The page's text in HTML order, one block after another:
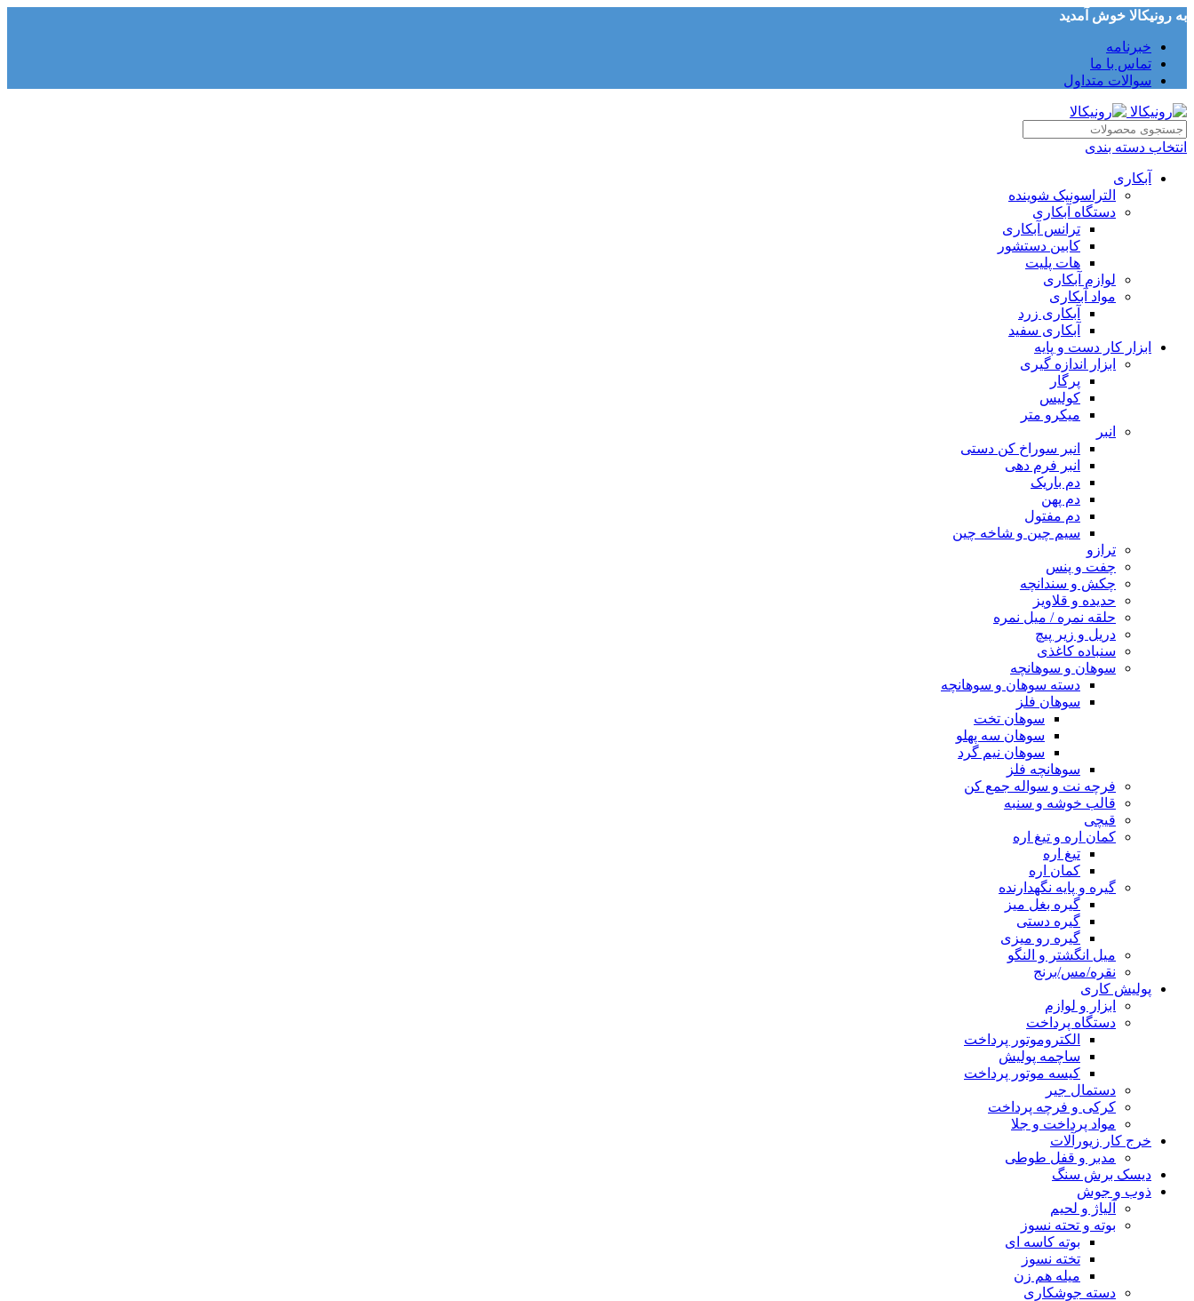
به رونیکالا خوش آمدید
خبرنامه
تماس با ما
سوالات متداول
انتخاب دسته بندی
آبکاری
التراسونیک شوینده
دستگاه آبکاری
ترانس آبکاری
کابین دستشور
هات پلیت
لوازم آبکاری
مواد آبکاری
آبکاری زرد
آبکاری سفید
ابزار کار دست و پایه
ابزار اندازه گیری
پرگار
کولیس
میکرو متر
انبر
انبر سوراخ کن دستی
انبر فرم دهی
دم باریک
دم پهن
دم مفتول
سیم چین و شاخه چین
ترازو
چفت و پنس
چکش و سندانچه
حدیده و قلاویز
حلقه نمره / میل نمره
دریل و زیر پیچ
سنباده کاغذی
سوهان و سوهانچه
دسته سوهان و سوهانچه
سوهان فلز
سوهان تخت
سوهان سه پهلو
سوهان نیم گرد
سوهانچه فلز
فرچه نت و سواله جمع کن
قالب خوشه و سنبه
قیچی
کمان اره و تیغ اره
تیغ اره
کمان اره
گیره و پایه نگهدارنده
گیره بغل میز
گیره دستی
گیره رو میزی
میل انگشتر و النگو
نقره/مس/برنج
پولیش کاری
ابزار و لوازم
دستگاه پرداخت
الکتروموتور پرداخت
ساچمه پولیش
کیسه موتور پرداخت
دستمال جیر
کرکی و فرچه پرداخت
مواد پرداخت و جلا
خرج کار زیورآلات
مدبر و قفل طوطی
دیسک برش سنگ
ذوب و جوش
آلیاژ و لحیم
بوته و تحته نسوز
بوته کاسه ای
تخته نسوز
میله هم زن
دسته جوشکاری